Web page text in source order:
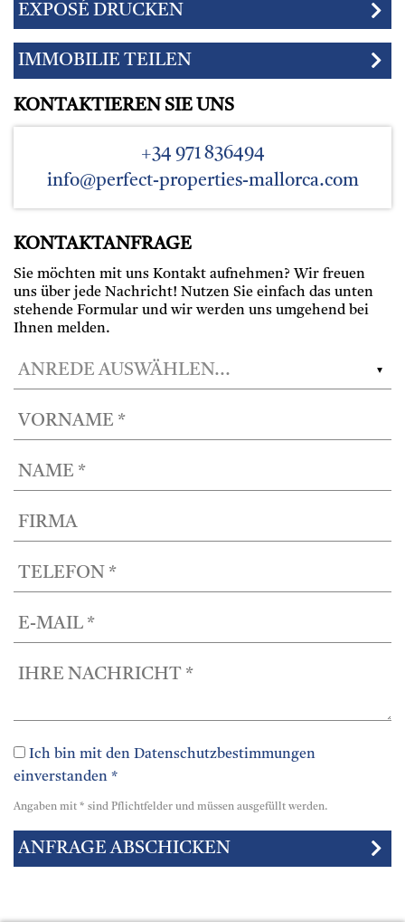
EXPOSÉ DRUCKEN
IMMOBILIE TEILEN
KONTAKTIEREN SIE UNS
+34 971 836494
info@perfect-properties-mallorca.com
KONTAKTANFRAGE
Sie möchten mit uns Kontakt aufnehmen? Wir freuen
uns über jede Nachricht! Nutzen Sie einfach das unten
stehende Formular und wir werden uns umgehend bei
Ihnen melden.
Ich bin mit den Datenschutzbestimmungen
einverstanden *
Angaben mit * sind Pflichtfelder und müssen ausgefüllt werden.